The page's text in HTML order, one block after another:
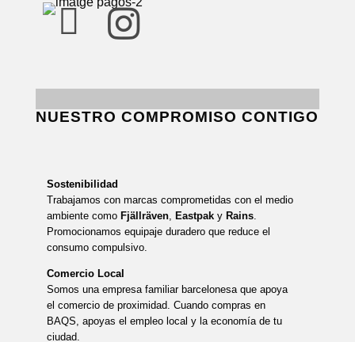
 
NUESTRO COMPROMISO CONTIGO
Sostenibilidad
Trabajamos con marcas comprometidas con el medio
ambiente como Fjällräven, Eastpak y Rains.
Promocionamos equipaje duradero que reduce el
consumo compulsivo.
Comercio Local
Somos una empresa familiar barcelonesa que apoya
el comercio de proximidad. Cuando compras en
BAQS, apoyas el empleo local y la economía de tu
ciudad.